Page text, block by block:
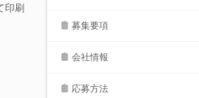
印刷
募集要項
会社情報
応募方法